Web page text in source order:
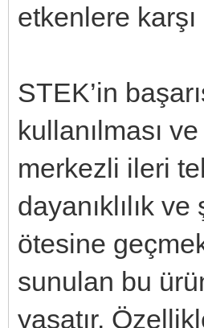
etkenlere
STEK’in
kullanılması
merkezli ileri
dayanıklılık
ötesine
sunulan bu
yaşatır.